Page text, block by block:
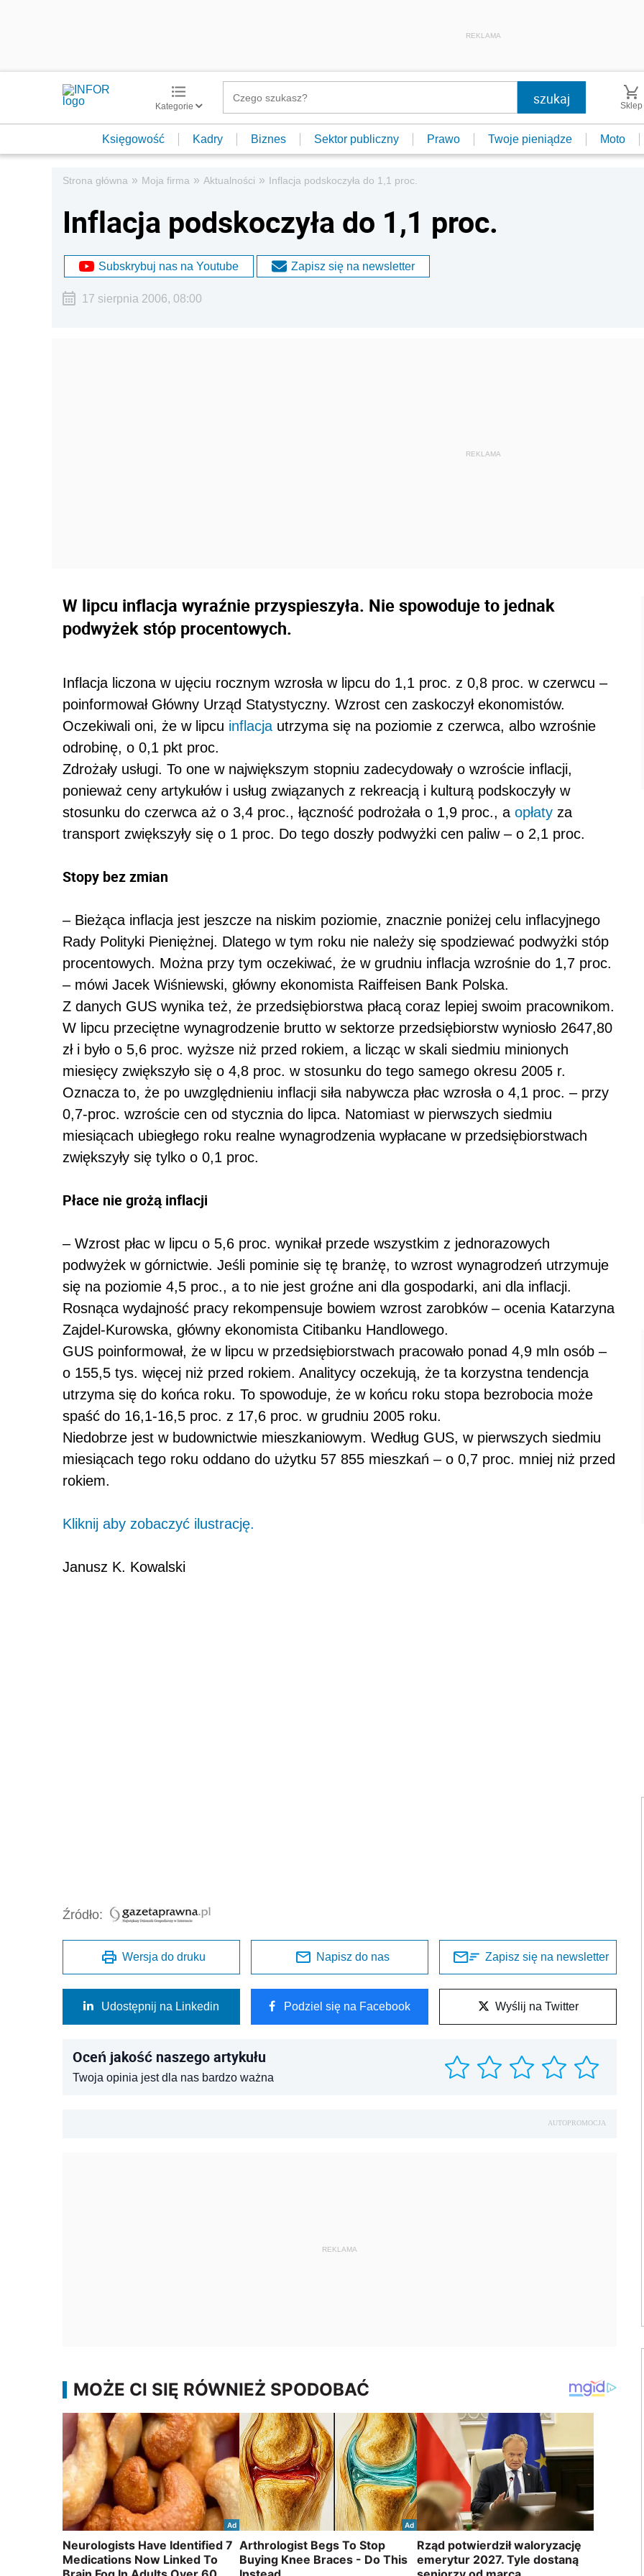
REKLAMA
Kategorie Sklep
Księgowość Kadry Biznes Sektor publiczny Prawo Twoje pieniądze Moto
Strona główna » Moja firma » Aktualności » Inflacja podskoczyła do 1,1 proc.
Inflacja podskoczyła do 1,1 proc.
Subskrybuj nas na Youtube Zapisz się na newsletter
17 sierpnia 2006, 08:00
W lipcu inflacja wyraźnie przyspieszyła. Nie spowoduje to jednak
podwyżek stóp procentowych.
Inflacja liczona w ujęciu rocznym wzrosła w lipcu do 1,1 proc. z 0,8 proc. w czerwcu –
poinformował Główny Urząd Statystyczny. Wzrost cen zaskoczył ekonomistów.
Oczekiwali oni, że w lipcu inflacja utrzyma się na poziomie z czerwca, albo wzrośnie
odrobinę, o 0,1 pkt proc.
Zdrożały usługi. To one w największym stopniu zadecydowały o wzroście inflacji,
ponieważ ceny artykułów i usług związanych z rekreacją i kulturą podskoczyły w
stosunku do czerwca aż o 3,4 proc., łączność podrożała o 1,9 proc., a opłaty za
transport zwiększyły się o 1 proc. Do tego doszły podwyżki cen paliw – o 2,1 proc.
Stopy bez zmian
– Bieżąca inflacja jest jeszcze na niskim poziomie, znacznie poniżej celu inflacyjnego
Rady Polityki Pieniężnej. Dlatego w tym roku nie należy się spodziewać podwyżki stóp
procentowych. Można przy tym oczekiwać, że w grudniu inflacja wzrośnie do 1,7 proc.
– mówi Jacek Wiśniewski, główny ekonomista Raiffeisen Bank Polska.
Z danych GUS wynika też, że przedsiębiorstwa płacą coraz lepiej swoim pracownikom.
W lipcu przeciętne wynagrodzenie brutto w sektorze przedsiębiorstw wyniosło 2647,80
zł i było o 5,6 proc. wyższe niż przed rokiem, a licząc w skali siedmiu minionych
miesięcy zwiększyło się o 4,8 proc. w stosunku do tego samego okresu 2005 r.
Oznacza to, że po uwzględnieniu inflacji siła nabywcza płac wzrosła o 4,1 proc. – przy
0,7-proc. wzroście cen od stycznia do lipca. Natomiast w pierwszych siedmiu
miesiącach ubiegłego roku realne wynagrodzenia wypłacane w przedsiębiorstwach
zwiększyły się tylko o 0,1 proc.
Płace nie grożą inflacji
– Wzrost płac w lipcu o 5,6 proc. wynikał przede wszystkim z jednorazowych
podwyżek w górnictwie. Jeśli pominie się tę branżę, to wzrost wynagrodzeń utrzymuje
się na poziomie 4,5 proc., a to nie jest groźne ani dla gospodarki, ani dla inflacji.
Rosnąca wydajność pracy rekompensuje bowiem wzrost zarobków – ocenia Katarzyna
Zajdel-Kurowska, główny ekonomista Citibanku Handlowego.
GUS poinformował, że w lipcu w przedsiębiorstwach pracowało ponad 4,9 mln osób –
o 155,5 tys. więcej niż przed rokiem. Analitycy oczekują, że ta korzystna tendencja
utrzyma się do końca roku. To spowoduje, że w końcu roku stopa bezrobocia może
spaść do 16,1-16,5 proc. z 17,6 proc. w grudniu 2005 roku.
Niedobrze jest w budownictwie mieszkaniowym. Według GUS, w pierwszych siedmiu
miesiącach tego roku oddano do użytku 57 855 mieszkań – o 0,7 proc. mniej niż przed
rokiem.
Kliknij aby zobaczyć ilustrację.
Janusz K. Kowalski
Źródło:
Wersja do druku Napisz do nas Zapisz się na newsletter
Udostępnij na Linkedin Podziel się na Facebook Wyślij na Twitter
Oceń jakość naszego artykułu
Twoja opinia jest dla nas bardzo ważna
AUTOPROMOCJA
REKLAMA